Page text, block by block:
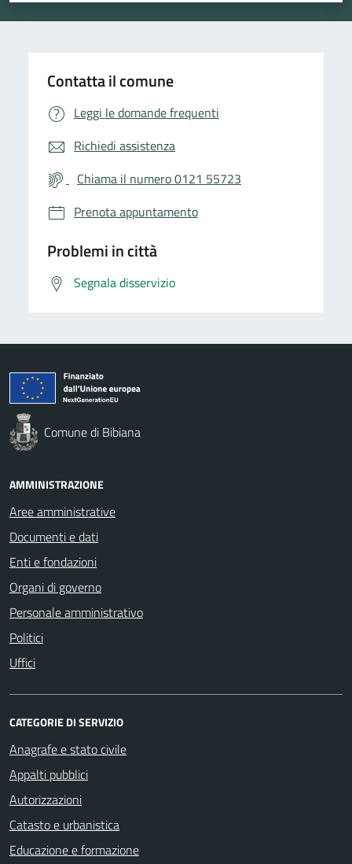
Contatta il comune
Leggi le domande frequenti
Richiedi assistenza
Chiama il numero 0121 55723
Prenota appuntamento
Problemi in città
Segnala disservizio
Comune di Bibiana
AMMINISTRAZIONE
Aree amministrative
Documenti e dati
Enti e fondazioni
Organi di governo
Personale amministrativo
Politici
Uffici
CATEGORIE DI SERVIZIO
Anagrafe e stato civile
Appalti pubblici
Autorizzazioni
Catasto e urbanistica
Educazione e formazione